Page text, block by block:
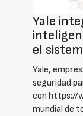
Yale
el
Yale,
seguridad
con https://
mundial de